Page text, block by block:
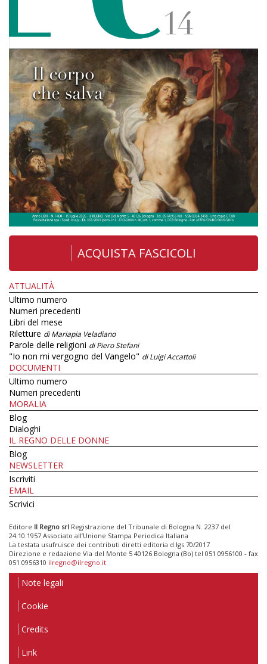
ACQUISTA FASCICOLI
ATTUALITÀ
Ultimo numero
Numeri precedenti
Libri del mese
Riletture di Mariapia Veladiano
Parole delle religioni di Piero Stefani
"Io non mi vergogno del Vangelo" di Luigi Accattoli
DOCUMENTI
Ultimo numero
Numeri precedenti
MORALIA
Blog
Dialoghi
IL REGNO DELLE DONNE
Blog
NEWSLETTER
Iscriviti
EMAIL
Scrivici
Editore Il Regno srl Registrazione del Tribunale di Bologna N. 2237 del
24.10.1957 Associato all’Unione Stampa Periodica Italiana
La testata usufruisce dei contributi diretti editoria d.lgs 70/2017
Direzione e redazione Via del Monte 5 40126 Bologna (Bo) tel 051 0956100 - fax
051 0956310 ilregno@ilregno.it
Note legali
Cookie
Credits
Link